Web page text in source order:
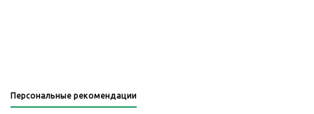
Персональные рекомендации